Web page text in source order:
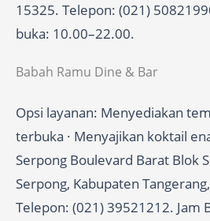
15325. Telepon: (021)
buka: 10.00–22.00.
Babah Ramu Dine & Bar
Opsi layanan: Menyediakan
terbuka · Menyajikan koktail
Serpong Boulevard Barat Blok
Serpong, Kabupaten
Telepon: (021) 39521212. Jam